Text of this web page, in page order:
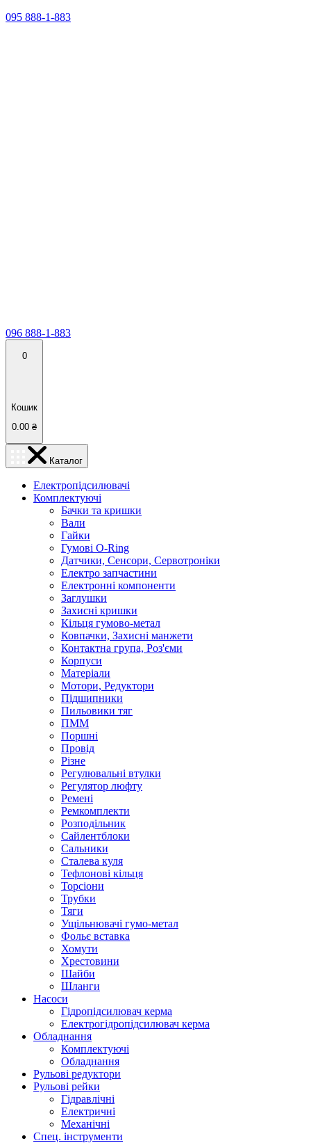
095 888-1-883
096 888-1-883
0
Кошик
0.00 ₴
Каталог
Електропідсилювачі
Комплектуючі
Бачки та кришки
Вали
Гайки
Гумові O-Ring
Датчики, Сенсори, Сервотроніки
Електро запчастини
Електронні компоненти
Заглушки
Захисні кришки
Кільця гумово-метал
Ковпачки, Захисні манжети
Контактна група, Роз'єми
Корпуси
Матеріали
Мотори, Редуктори
Підшипники
Пильовики тяг
ПММ
Поршні
Провід
Різне
Регулювальні втулки
Регулятор люфту
Ремені
Ремкомплекти
Розподільник
Сайлентблоки
Сальники
Сталева куля
Тефлонові кільця
Торсіони
Трубки
Тяги
Ущільнювачі гумо-метал
Фольє вставка
Хомути
Хрестовини
Шайби
Шланги
Насоси
Гідропідсилювач керма
Електрогідропідсилювач керма
Обладнання
Комплектуючі
Обладнання
Рульові редуктори
Рульові рейки
Гідравлічні
Електричні
Механічні
Спец. інструменти